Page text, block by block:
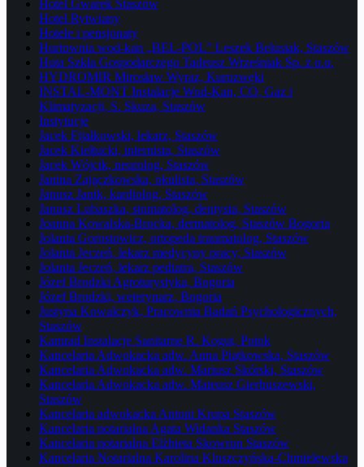
Hotel Gwarek Staszów
Hotel Rytwiany
Hotele i pensjonaty
Hurtownia wod-kan „BEL-POL” Leszek Belusiak, Staszów
Huta Szkła Gospodarczego Tadeusz Wrześniak Sp. z o.o.
HYDROMIR Mirosław Wyraz, Kurozwęki
INSTAL-MONT Instalacje Wod-Kan, CO, Gaz i
Klimatyzacji, S. Skuza, Staszów
Instytucje
Jacek Fijałkowski, lekarz, Staszów
Jacek Kiełtucki, internista, Staszów
Jacek Wójcik, neurolog, Staszów
Janina Zajączkowska, okulista, Staszów
Janusz Janik, kardiolog, Staszów
Janusz Lubaszka, stomatolog, dentysta, Staszów
Joanna Kowalska-Brocka, dermatolog, Staszów Bogoria
Jolanta Gorostowicz, ortopeda traumatolog, Staszów
Jolanta Jeczeń, lekarz medycyny pracy, Staszów
Jolanta Jeczeń, lekarz pediatra, Staszów
Józef Brodzki Agroturystyka, Bogoria
Józef Brodzki, weterynarz, Bogoria
Justyna Kowalczyk, Pracownia Badań Psychologicznych,
Staszów
Kamrad Instalacje Sanitarne R. Kogut, Potok
Kancelaria Adwokacka adw. Anna Piątkowska, Staszów
Kancelaria Adwokacka adw. Mariusz Skórski, Staszów
Kancelaria Adwokacka adw. Mateusz Gierbuszewski,
Staszów
Kancelaria adwokacka Antoni Krupa Staszów
Kancelaria notarialna Agata Widanka Staszów
Kancelaria notarialna Elżbieta Skowron Staszów
Kancelaria Notarialna Karolina Kluszczyńska-Chmielewska